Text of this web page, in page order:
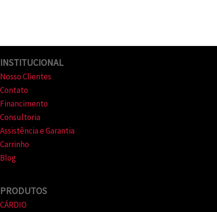
INSTITUCIONAL
Nosso Clientes
Contato
Financimento
Consultoria
Assistência e Garantia
Carrinho
Blog
PRODUTOS
CÁRDIO